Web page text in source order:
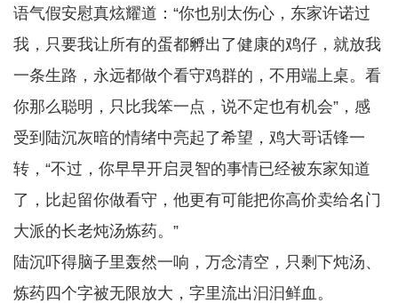
语气假安慰真炫耀道：“你也别太伤心，东家许诺过
我，只要我让所有的蛋都孵出了健康的鸡仔，就放我
一条生路，永远都做个看守鸡群的，不用端上桌。看
你那么聪明，只比我笨一点，说不定也有机会”，感
受到陆沉灰暗的情绪中亮起了希望，鸡大哥话锋一
转，“不过，你早早开启灵智的事情已经被东家知道
了，比起留你做看守，他更有可能把你高价卖给名门
大派的长老炖汤炼药。”
陆沉吓得脑子里轰然一响，万念清空，只剩下炖汤、
炼药四个字被无限放大，字里流出汩汩鲜血。